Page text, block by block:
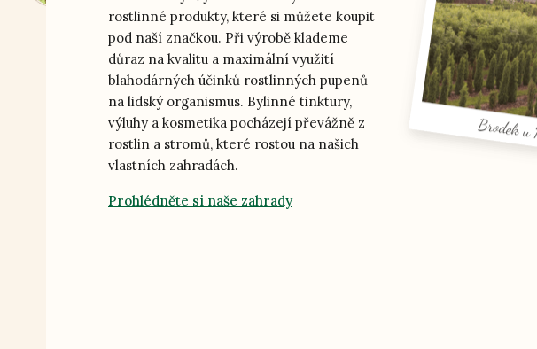
rostlinné produkty, které si můžete koupit
pod naší značkou. Při výrobě klademe
důraz na kvalitu a maximální využití
blahodárných účinků rostlinných pupenů
na lidský organismus. Bylinné tinktury,
výluhy a kosmetika pocházejí převážně z
rostlin a stromů, které rostou na našich
vlastních zahradách.
Prohlédněte si naše zahrady